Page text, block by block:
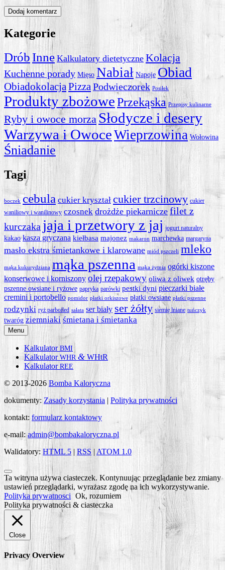
Kategorie
Drób Inne Kalkulatory dietetyczne Kolacja
Kuchenne porady Mięso Nabiał Napoje Obiad
ObiadokolacjaPizza Podwieczorek Posiłek
Produkty zbożowePrzekąska Przepisy kulinarne
Ryby i owoce morza Słodycze i desery
Warzywa i OwoceWieprzowina Wołowina
Śniadanie
Tagi
boczek cebula cukier kryształ cukier trzcinowy cukier
waniliowy i wanilinowy czosnek drożdże piekarnicze filet z
kurczaka jaja i przetwory z jaj jogurt naturalny
kakao kasza gryczana kiełbasa majonez makaron marchewka margaryna
masło ekstra śmietankowe i klarowane miód pszczeli mleko
mąka kukurydziana mąka pszenna mąka żytnia ogórki kiszone
konserwowe i korniszony olej rzepakowy oliwa z oliwek otręby
pszenne owsiane i ryżowe papryka parówki pestki dyni pieczarki białe
cremini i portobello pomidor płatki orkiszowe płatki owsiane płatki pszenne
rodzynki ryż parboiled sałata ser biały ser żółty siemię lniane tuńczyk
twaróg ziemniaki śmietana i śmietanka
Menu
KalkulatorBMI
KalkulatorWHR & WHtR
KalkulatorREE
© 2013-2026 Bomba Kaloryczna
dokumenty: Zasady korzystania | Polityka prywatności
kontakt: formularz kontaktowy
e-mail:admin@bombakaloryczna.pl
Walidatory: HTML 5 | RSS | ATOM 1.0
Scroll
to
Top
Ta witryna używa ciasteczek. Kontynuując przeglądanie bez zmiany
ustawień przeglądarki, wyrażasz zgodę na ich wykorzystywanie.
Polityka prywatnosci Ok, rozumiem
Polityka prywatności & ciasteczka
Close
Privacy Overview